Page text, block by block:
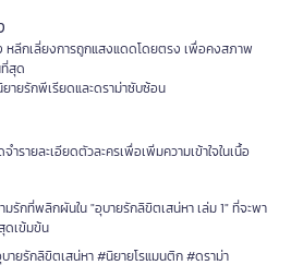
หลีกเลี่ยงการถูกแสงแดดโดยตรง เพื่อคงสภาพ
สุด
ายรักพีเรียดและดราม่าซับซ้อน
รายละเอียดตัวละครเพื่อเพิ่มความเข้าใจในเนื้อ
รักที่พลิกผันใน "อุบายรักลิขิตเสน่หา เล่ม 1" ที่จะพา
ดเข้มข้น
ยรักลิขิตเสน่หา #นิยายโรแมนติก #ดราม่า